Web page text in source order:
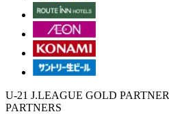
U-21 J.LEAGUE GOLD
PARTNERS